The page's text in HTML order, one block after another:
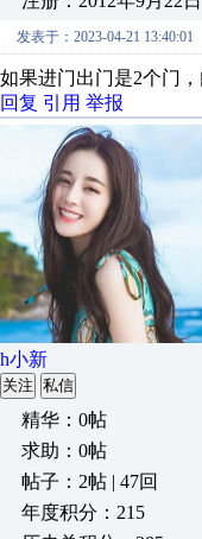
发表于：2023-04-21 13:40:01
如果进门出门是2个门
回复 引用 举报
h小新
关注 私信
精华：0帖
求助：0帖
帖子：2帖 | 47回
年度积分：215